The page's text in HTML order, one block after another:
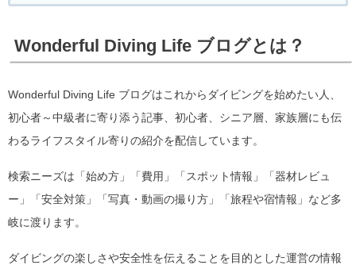
Wonderful Diving Life ブログとは？
Wonderful Diving Life ブログはこれからダイビングを始めたい人、
初心者～中級者に寄り添う記事、初心者、シニア層、家族層にも伝
わるライフスタイル寄りの紹介を配信しています。
検索ニーズは「始め方」「費用」「スポット情報」「器材レビュ
ー」「安全対策」「写真・動画の撮り方」「旅程や宿情報」など多
岐に渡ります。
ダイビングの楽しさや安全性を伝えることを目的とした運営の情報